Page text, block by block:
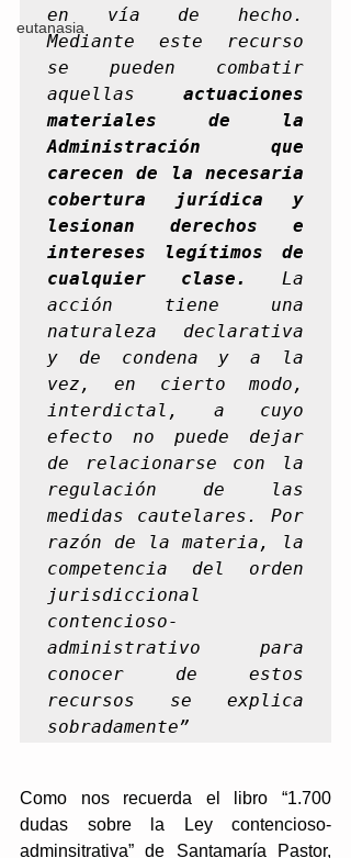
eutanasia
en vía de hecho.
Mediante este recurso
se pueden combatir
aquellas actuaciones
materiales de la
Administración que
carecen de la necesaria
cobertura jurídica y
lesionan derechos e
intereses legítimos de
cualquier clase.
La
acción tiene una
naturaleza declarativa
y de condena y a la
vez, en cierto modo,
interdictal, a cuyo
efecto no puede dejar
de relacionarse con la
regulación de las
medidas cautelares. Por
razón de la materia, la
competencia del orden
jurisdiccional
contencioso-
administrativo para
conocer de estos
recursos se explica
sobradamente”
Como nos recuerda el libro “1.700
dudas sobre la Ley contencioso-
adminsitrativa” de Santamaría Pastor,